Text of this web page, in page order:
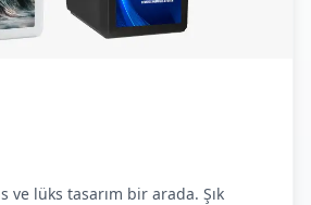
ve lüks tasarım bir arada. Şık